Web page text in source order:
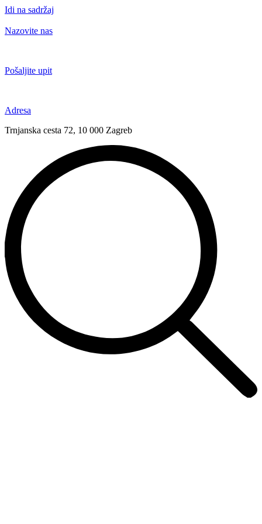
Idi na sadržaj
Nazovite nas
Pošaljite upit
Adresa
Trnjanska cesta 72, 10 000 Zagreb